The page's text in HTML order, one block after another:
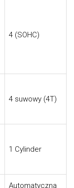
4 (SOHC)
4 suwowy (4T)
1 Cylinder
Automatyczna